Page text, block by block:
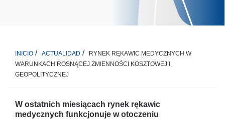
INICIO ACTUALIDAD
RYNEK RĘKAWIC MEDYCZNYCH W
WARUNKACH ROSNĄCEJ ZMIENNOŚCI KOSZTOWEJ I
GEOPOLITYCZNEJ
W ostatnich miesiącach rynek rękawic
medycznych funkcjonuje w otoczeniu